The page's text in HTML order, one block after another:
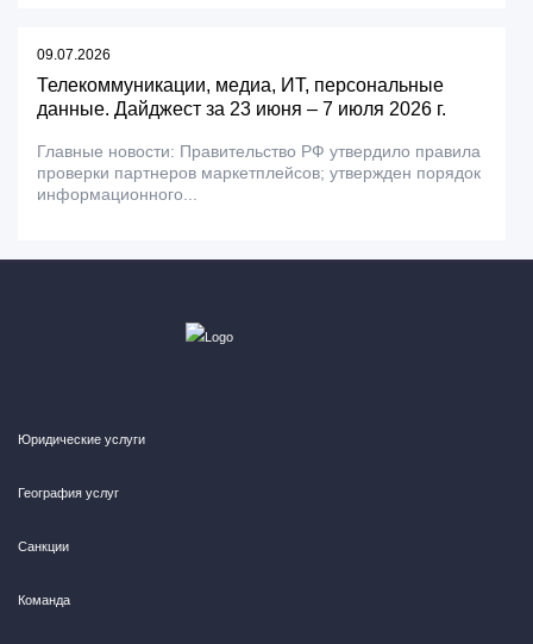
09.07.2026
Телекоммуникации, медиа, ИТ, персональные
данные. Дайджест за 23 июня – 7 июля 2026 г.
Главные новости: Правительство РФ утвердило правила
проверки партнеров маркетплейсов; утвержден порядок
информационного...
Юридические услуги
География услуг
Санкции
Команда